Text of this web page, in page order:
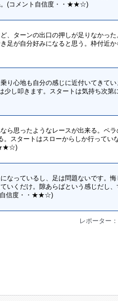
。(コメント自信度・・★★☆)
、ターンの出口の押しが足りなかった
足が自分好みになると思う。枠付近か
り心地も自分の感じに近付いてきてい
少し叩きます。スタートは気持ち次第
ら思ったようなレースが出来る。ペラ
。スタートはスローからしか行ってい
なっているし、足は問題ないです。悔
いくだけ。隙あらばという感じだし、
自信度・・★★☆)
レポーター